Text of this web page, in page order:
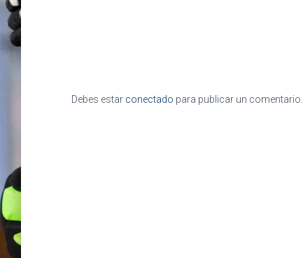
Debes estar conectado para publicar un comentario.